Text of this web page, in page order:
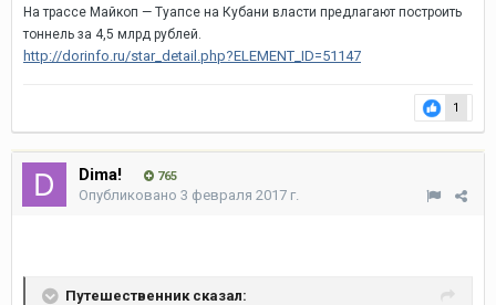
На трассе Майкоп — Туапсе на Кубани власти предлагают построить
тоннель за 4,5 млрд рублей.
http://dorinfo.ru/star_detail.php?ELEMENT_ID=51147
1
Dima! 765
Опубликовано 3 февраля 2017 г.
Путешественник сказал: